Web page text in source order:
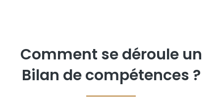
Comment se déroule un
Bilan de compétences ?